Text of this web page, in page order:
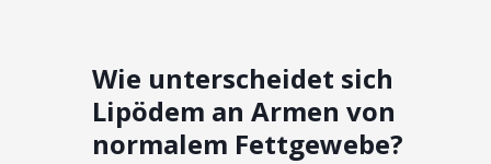
Wie unterscheidet sich
Lipödem an Armen von
normalem Fettgewebe?